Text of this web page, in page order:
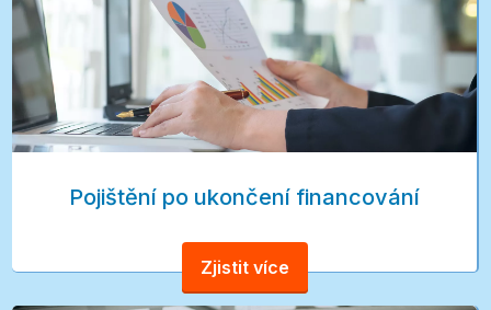
Pojištění po ukončení financování
Zjistit více